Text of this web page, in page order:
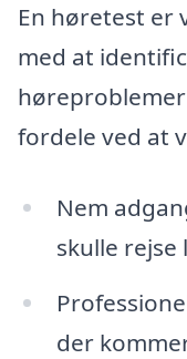
En høretest er
med at
fordele ved at
Nem
skulle rejse
der